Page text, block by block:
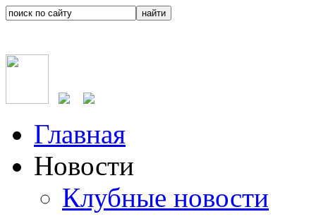
Главная
Новости
Клубные новости